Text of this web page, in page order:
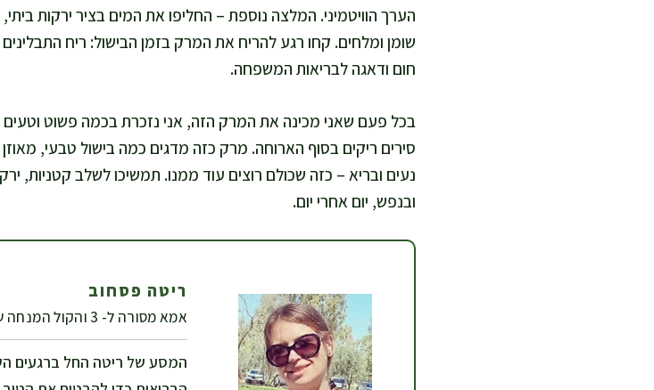
הערך הוויטמיני. המלצה נוספת – החליפו את המים בציר ירקות
שומן ומלחים. קחו רגע להריח את המרק בזמן הבישול: ריח
חום ודאגה לבריאות המשפחה.
בכל פעם שאני מכינה את המרק הזה, אני נזכרת בכמה פשוט וטעים
סירים ריקים בסוף הארוחה. מרק כזה מדגים כמה בישול טבעי,
נעים ובריא – כזה שכולם רוצים עוד ממנו. תמשיכו לשלב קטניות,
ובנפש, יום אחרי יום.
ריטה פסחוב
אמא מסורה ל- 3 והקול המנחה של אתר נוטרי-מאיה
המסע של ריטה החל ברגעים